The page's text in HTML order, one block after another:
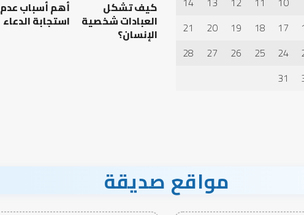
بين الإمام
سعد: نموذج
..
كيف
نترجم
خبرات
ما
الرصيد التربوي والطفولة
المبكرة .. كيف نترجم خبرات ما
الرحالة
جمس 17
18
19
20
21
24
25
26
27
28
31
كيف تشكل
العبادات شخصية
الإنسان؟
أهم أسباب عدم
استجابة الدعاء
مواقع صديقة